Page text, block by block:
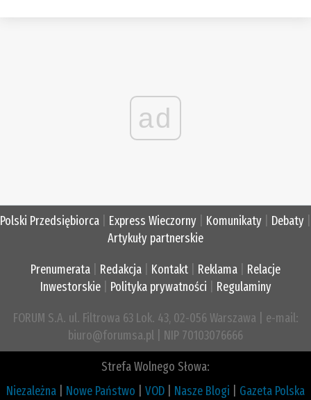
ad
Polski Przedsiębiorca Express Wieczorny Komunikaty Debaty
Artykuły partnerskie
Prenumerata Redakcja Kontakt Reklama
Relacje
Inwestorskie| Polityka prywatności Regulaminy
FORUM S.A. ul. Filtrowa 63 Lok. 43, 02-056 Warszawa | e-mail:
biuro@forumsa.pl | NIP 70103076666
Strefa Wolnego Słowa:
Niezależna
Nowe Państwo VOD Nasze Blogi Gazeta Polska